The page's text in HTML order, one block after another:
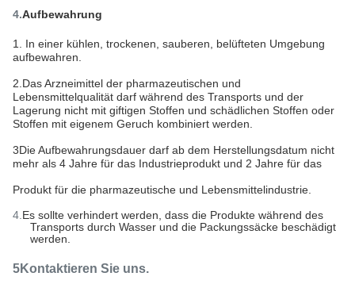
4.Aufbewahrung
1. In einer kühlen, trockenen, sauberen, belüfteten Umgebung
aufbewahren.
2.Das Arzneimittel der pharmazeutischen und
Lebensmittelqualität darf während des Transports und der
Lagerung nicht mit giftigen Stoffen und schädlichen Stoffen oder
Stoffen mit eigenem Geruch kombiniert werden.
3Die Aufbewahrungsdauer darf ab dem Herstellungsdatum nicht
mehr als 4 Jahre für das Industrieprodukt und 2 Jahre für das
Produkt für die pharmazeutische und Lebensmittelindustrie.
4. Es sollte verhindert werden, dass die Produkte während des
Transports durch Wasser und die Packungssäcke beschädigt
werden.
5Kontaktieren Sie uns.